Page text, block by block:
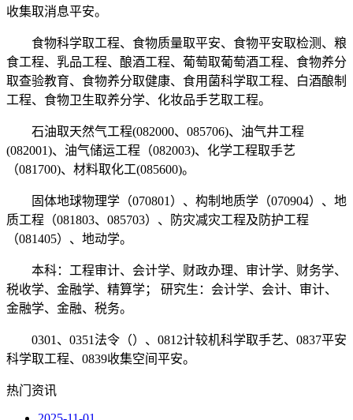
收集取消息平安。
食物科学取工程、食物质量取平安、食物平安取检测、粮
食工程、乳品工程、酿酒工程、葡萄取葡萄酒工程、食物养分
取查验教育、食物养分取健康、食用菌科学取工程、白酒酿制
工程、食物卫生取养分学、化妆品手艺取工程。
石油取天然气工程(082000、085706)、油气井工程
(082001)、油气储运工程（082003)、化学工程取手艺
（081700)、材料取化工(085600)。
固体地球物理学（070801）、构制地质学（070904）、地
质工程（081803、085703）、防灾减灾工程及防护工程
（081405）、地动学。
本科：工程审计、会计学、财政办理、审计学、财务学、
税收学、金融学、精算学； 研究生：会计学、会计、审计、
金融学、金融、税务。
0301、0351法令（）、0812计较机科学取手艺、0837平安
科学取工程、0839收集空间平安。
热门资讯